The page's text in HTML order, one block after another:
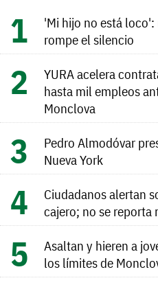
'Mi hijo no está
rompe el silencio
YURA acelera
hasta mil empleos
Monclova
Pedro Almodóvar
Nueva York
Ciudadanos alertan
cajero; no se reporta
Asaltan y hieren a
los límites de